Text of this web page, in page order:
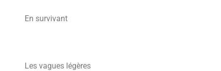
En survivant
Les vagues légères